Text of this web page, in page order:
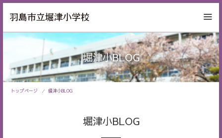
堀津小BLOG
トップページ 堀津小BLOG
堀津小BLOG